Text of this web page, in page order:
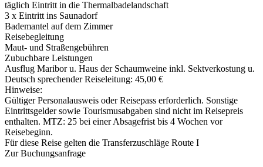
täglich Eintritt in die Thermalbadelandschaft
3 x Eintritt ins Saunadorf
Bademantel auf dem Zimmer
Reisebegleitung
Maut- und Straßengebühren
Zubuchbare Leistungen
Ausflug Maribor u. Haus der Schaumweine inkl. Sektverkostung u.
Deutsch sprechender Reiseleitung: 45,00 €
Hinweise:
Gültiger Personalausweis oder Reisepass erforderlich. Sonstige
Eintrittsgelder sowie Tourismusabgaben sind nicht im Reisepreis
enthalten. MTZ: 25 bei einer Absagefrist bis 4 Wochen vor
Reisebeginn.
Für diese Reise gelten die Transferzuschläge Route I
Zur Buchungsanfrage